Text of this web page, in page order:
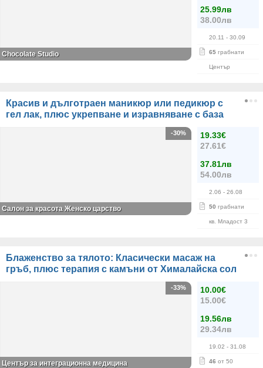
25.99лв
38.00лв
20.11 - 30.09
65 грабнати
Център
Chocolate Studio
Красив и дълготраен маникюр или педикюр с
гел лак, плюс укрепване и изравняване с база
19.33€
27.61€
37.81лв
54.00лв
2.06 - 26.08
50 грабнати
кв. Младост 3
-30%
Салон за красота Женско царство
Блаженство за тялото: Класически масаж на
гръб, плюс терапия с камъни от Хималайска сол
10.00€
15.00€
19.56лв
29.34лв
19.02 - 31.08
46 от 50
-33%
Център за интеграционна медицина